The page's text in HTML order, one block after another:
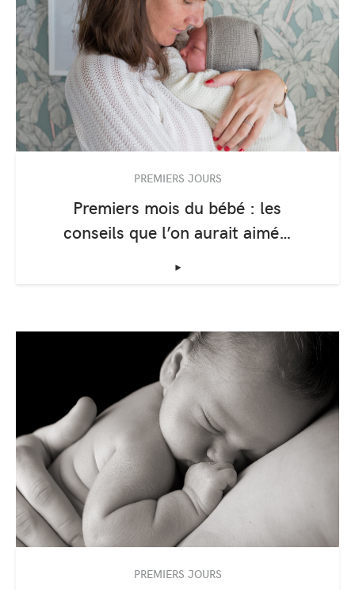
PREMIERS JOURS
Premiers mois du bébé : les
conseils que l’on aurait aimé…
‣
PREMIERS JOURS